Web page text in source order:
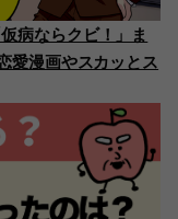
病ならクビ！」ま
愛漫画やスカッとス